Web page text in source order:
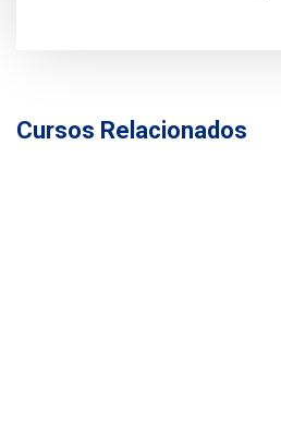
Cursos Relacionados